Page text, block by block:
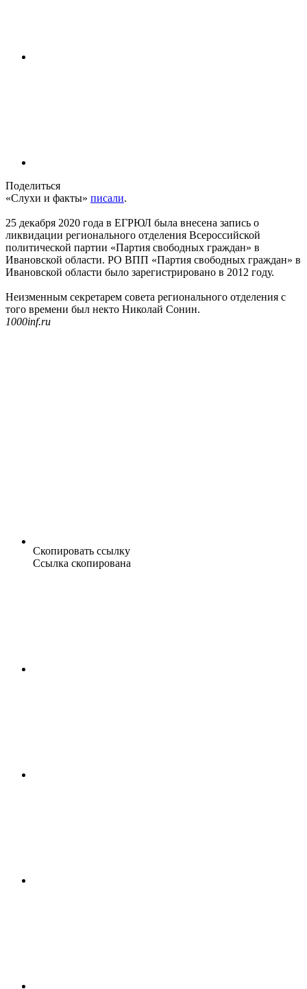
Поделиться
«Слухи и факты» писали.
25 декабря 2020 года в ЕГРЮЛ была внесена запись о
ликвидации регионального отделения Всероссийской
политической партии «Партия свободных граждан» в
Ивановской области. РО ВПП «Партия свободных граждан» в
Ивановской области было зарегистрировано в 2012 году.
Неизменным секретарем совета регионального отделения с
того времени был некто Николай Сонин.
1000inf.ru
Скопировать ссылку
Ссылка скопирована